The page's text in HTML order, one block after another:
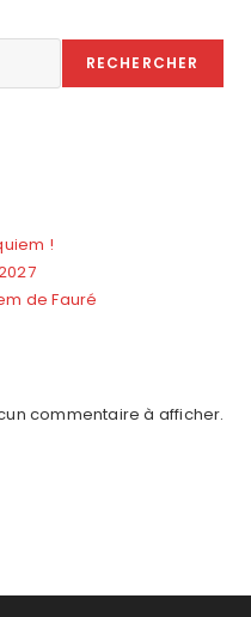
RECHERCHER
!
de Fauré
commentaire à afficher.